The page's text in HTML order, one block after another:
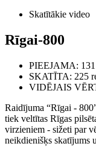
Skatītākie video
Rīgai-800
PIEEJAMA:
SKATĪTA: 225
VIDĒJAIS
Raidījuma “Rīgai -
tiek veltītas Rīgas
virzieniem - sižeti par
neikdienišķs skatījums